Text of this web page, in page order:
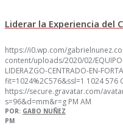
Liderar la Experiencia del
https://i0.wp.com/
content/uploads/2020/02/
LIDERAZGO-CENTRADO-EN-
fit=1024%2C576&ssl=1 1024576
https://secure.gravatar.com/
s=96&d=mm&r=g PM AM
POR: GABO NUÑEZ
PM